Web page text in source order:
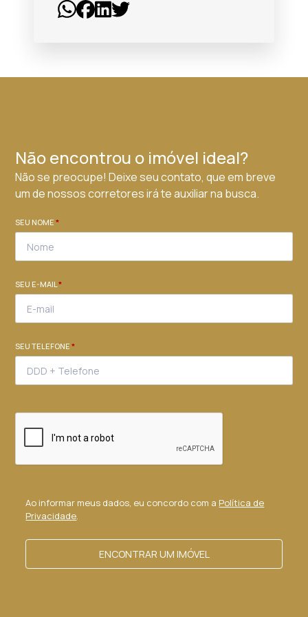
Não encontrou o imóvel ideal?
Não se preocupe! Deixe seu contato, que em breve
um de nossos corretores irá te auxiliar na busca.
SEU NOME*
SEU E-MAIL*
SEU TELEFONE*
Ao informar meus dados, eu concordo com a Política de
Privacidade.
ENCONTRAR UM IMÓVEL